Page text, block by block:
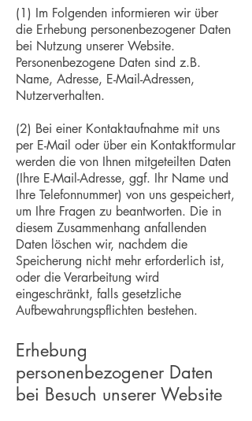
(1) Im Folgenden informieren wir über
die Erhebung personenbezogener Daten
bei Nutzung unserer Website.
Personenbezogene Daten sind z.B.
Name, Adresse, E-Mail-Adressen,
Nutzerverhalten.
(2) Bei einer Kontaktaufnahme mit uns
per E-Mail oder über ein Kontaktformular
werden die von Ihnen mitgeteilten Daten
(Ihre E-Mail-Adresse, ggf. Ihr Name und
Ihre Telefonnummer) von uns gespeichert,
um Ihre Fragen zu beantworten. Die in
diesem Zusammenhang anfallenden
Daten löschen wir, nachdem die
Speicherung nicht mehr erforderlich ist,
oder die Verarbeitung wird
eingeschränkt, falls gesetzliche
Aufbewahrungspflichten bestehen.
Erhebung
personenbezogener Daten
bei Besuch unserer Website